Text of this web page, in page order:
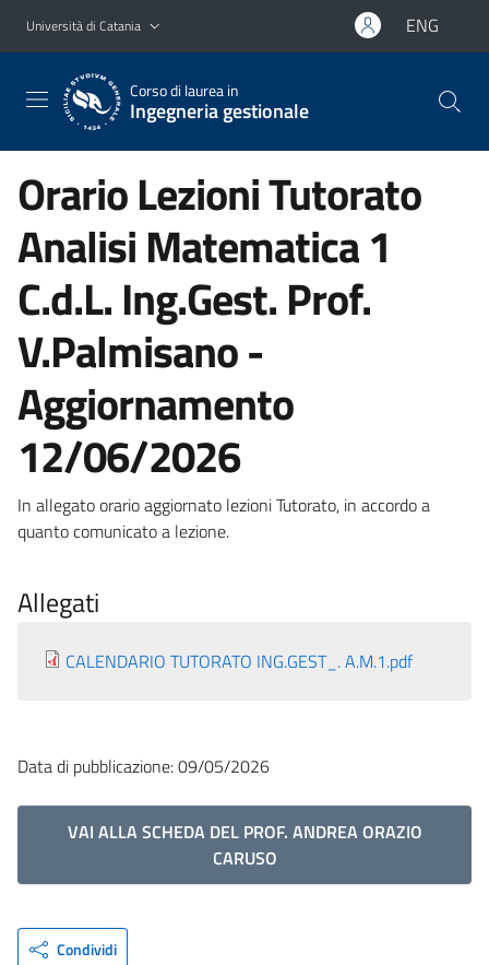
Vai al contenuto principale
Vai al menu di navigazione
Università di Catania ENG
Corso di laurea in
Ingegneria gestionale
Orario Lezioni Tutorato
Analisi Matematica 1
C.d.L. Ing.Gest. Prof.
V.Palmisano -
Aggiornamento
12/06/2026
In allegato orario aggiornato lezioni Tutorato, in accordo a
quanto comunicato a lezione.
Allegati
CALENDARIO TUTORATO ING.GEST_. A.M.1.pdf
Data di pubblicazione: 09/05/2026
VAI ALLA SCHEDA DEL PROF. ANDREA ORAZIO
CARUSO
Condividi